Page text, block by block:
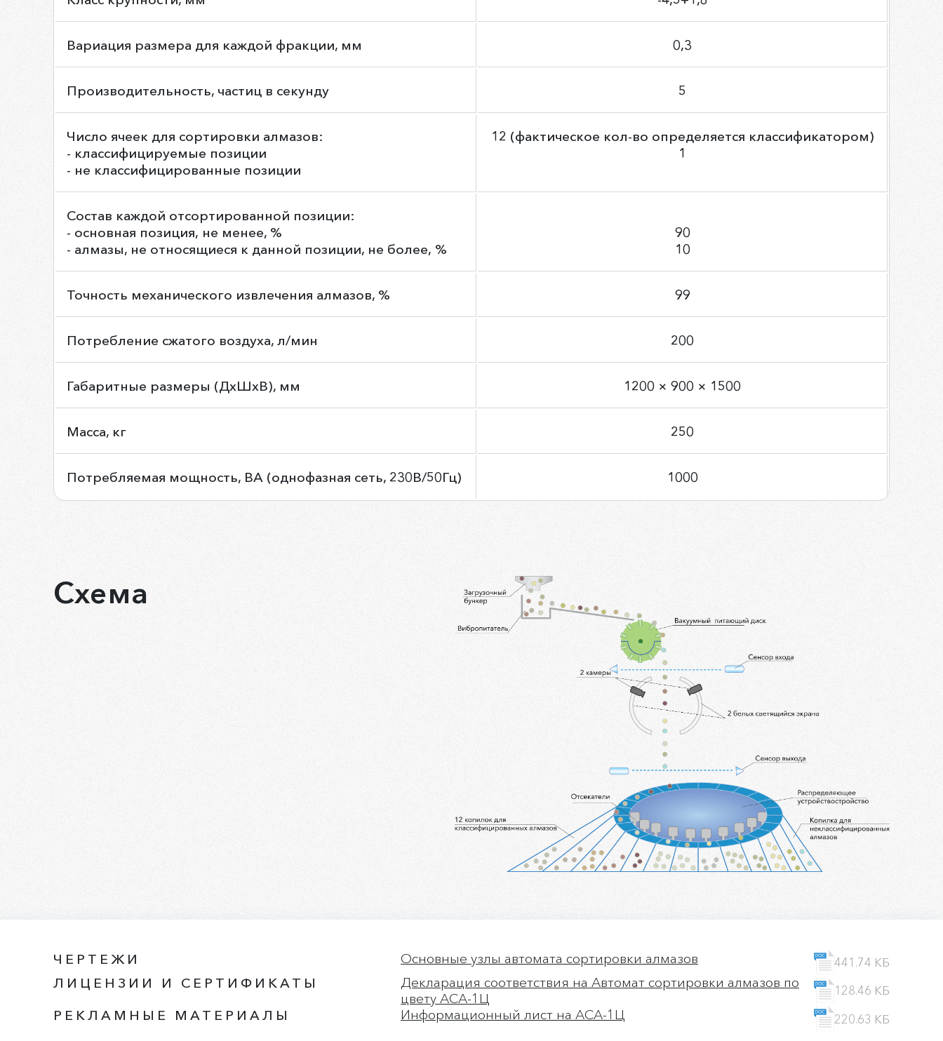
Вариация размера для каждой фракции, мм 0,3
Производительность, частиц в секунду 5
Число ячеек для сортировки алмазов:
- классифицируемые позиции
- не классифицированные позиции
12 (фактическое кол-во определяется классификатором)
1
Состав каждой отсортированной позиции:
- основная позиция, не менее, %
- алмазы, не относящиеся к данной позиции, не более, %
90
10
Точность механического извлечения алмазов, % 99
Потребление сжатого воздуха, л/мин 200
Габаритные размеры (ДхШхВ), мм 1200 × 900 × 1500
Масса, кг 250
Потребляемая мощность, ВА (однофазная сеть, 230В/50Гц) 1000
Схема
ЧЕРТЕЖИ Основные узлы автомата сортировки алмазов 441.74 КБ
ЛИЦЕНЗИИ И СЕРТИФИКАТЫ
Декларация соответствия на Автомат сортировки алмазов по
цвету АСА-1Ц
128.46 КБ
РЕКЛАМНЫЕ МАТЕРИАЛЫ Информационный лист на АСА-1Ц 220.63 КБ